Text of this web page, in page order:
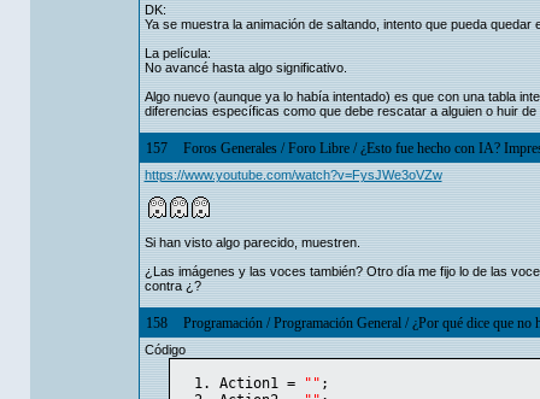
DK:
Ya se muestra la animación de saltando, intento que pueda quedar
La película:
No avancé hasta algo significativo.
Algo nuevo (aunque ya lo había intentado) es que con una tabla
diferencias específicas como que debe rescatar a alguien o huir de
157 Foros Generales/Foro Libre/¿Esto fue hecho con IA?
https://www.youtube.com/watch?v=FysJWe3oVZw
Si han visto algo parecido, muestren.
¿Las imágenes y las voces también? Otro día me fijo lo de las
contra ¿?
158 Programación/Programación General/¿Por qué dice que no
Código
Action1 = "" ;